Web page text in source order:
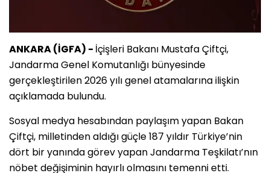
ANKARA (İGFA) - İçişleri Bakanı Mustafa Çiftçi,
Jandarma Genel Komutanlığı bünyesinde
gerçekleştirilen 2026 yılı genel atamalarına ilişkin
açıklamada bulundu.
Sosyal medya hesabından paylaşım yapan Bakan
Çiftçi, milletinden aldığı güçle 187 yıldır Türkiye’nin
dört bir yanında görev yapan Jandarma Teşkilatı’nın
nöbet değişiminin hayırlı olmasını temenni etti.